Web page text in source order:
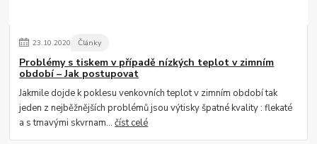
23.10.2020 Články
Problémy s tiskem v případě nízkých teplot v zimním
období – Jak postupovat
Jakmile dojde k poklesu venkovních teplot v zimním období tak
jeden z nejběžnějších problémů jsou výtisky špatné kvality : flekaté
a s tmavými skvrnam...číst celé